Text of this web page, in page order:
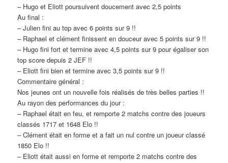
– Hugo et Eliott poursuivent doucement avec 2,5 points
Au final :
– Julien fini au top avec 6 points sur 9 !!
– Raphael et clément finissent en douceur avec 5 points sur 9 !!
– Hugo fini fort et termine avec 4,5 points sur 9 pour égaliser son
top score depuis 2 JEF !!
– Eliott fini bien et termine avec 3,5 points sur 9 !!
Commentaire général :
Nos jeunes ont un nouvelle fois réalisés de très belles parties !!
Au rayon des performances du jour :
– Raphael était en feu, et remporte 2 matchs contre des joueurs
classés 1717 et 1648 Elo !!
– Clément était en forme et a fait un nul contre un joueur classé
1850 Elo !!
– Eliott était aussi en forme et remporte 2 matchs contre des